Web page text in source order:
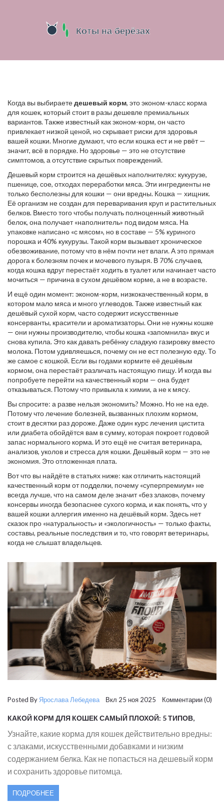
Когда вы выбираетедешевый корм, это эконом-класс корма
для кошек, который стоит в разы дешевле премиальных
вариантов. Также известный какэконом-корм, он часто
привлекает низкой ценой, но скрывает риски для здоровья
вашей кошки. Многие думают, что если кошка ест и не рвёт —
значит, всё в порядке. Но здоровье — это не отсутствие
симптомов, а отсутствие скрытых повреждений.
Дешевый корм строится на дешёвых наполнителях: кукурузе,
пшенице, сое, отходах переработки мяса. Эти ингредиенты не
только бесполезны для кошки — они вредны. Кошка — хищник.
Её организм не создан для переваривания круп и растительных
белков. Вместо того чтобы получать полноценный животный
белок, она получает «наполнитель» под видом мяса. На
упаковке написано «с мясом», но в составе — 5% куриного
порошка и 40% кукурузы. Такой корм вызывает хроническое
обезвоживание, потому что в нём почти нет влаги. А это прямая
дорога к болезням почек и мочевого пузыря. В 70% случаев,
когда кошка вдруг перестаёт ходить в туалет или начинает часто
мочиться — причина в сухом дешёвом корме, а не в возрасте.
И ещё один момент: эконом-корм, низкокачественный корм, в
котором мало мяса и много углеводов. Также известный как
дешёвый сухой корм, часто содержит искусственные
консерванты, красители и ароматизаторы. Они не нужны кошке
— они нужны производителю, чтобы кошка «запомнила» вкус и
снова купила. Это как давать ребёнку сладкую газировку вместо
молока. Потом удивляешься, почему он не ест полезную еду. То
же самое с кошкой. Если вы годами кормите её дешёвым
кормом, она перестаёт различать настоящую пищу. И когда вы
попробуете перейти на качественный корм — она будет
отказываться. Потому что привыкла к химии, а не к мясу.
Вы спросите: а разве нельзя экономить? Можно. Но не на еде.
Потому что лечение болезней, вызванных плохим кормом,
стоит в десятки раз дороже. Даже один курс лечения цистита
или диабета обойдётся вам в сумму, которая покроет годовой
запас нормального корма. И это ещё не считая ветеринара,
анализов, уколов и стресса для кошки. Дешёвый корм — это не
экономия. Это отложенная плата.
Вот что вы найдёте в статьях ниже: как отличить настоящий
качественный корм от подделки, почему «суперпремиум» не
всегда лучше, что на самом деле значит «без злаков», почему
консервы иногда безопаснее сухого корма, и как понять, что у
вашей кошки аллергия именно на дешёвый корм. Здесь нет
сказок про «натуральность» и «экологичность» — только факты,
составы, реальные последствия и то, что говорят ветеринары,
когда не слышат владельцев.
Posted By Ярослава Лебедева Вкл 25 ноя 2025 Комментарии (0)
КАКОЙ КОРМ ДЛЯ КОШЕК САМЫЙ ПЛОХОЙ: 5 ТИПОВ,
Узнайте, какие корма для кошек действительно вредны:
с злаками, искусственными добавками и низким
содержанием белка. Как не попасться на дешевый корм
и сохранить здоровье питомца.
ПОДРОБНЕЕ